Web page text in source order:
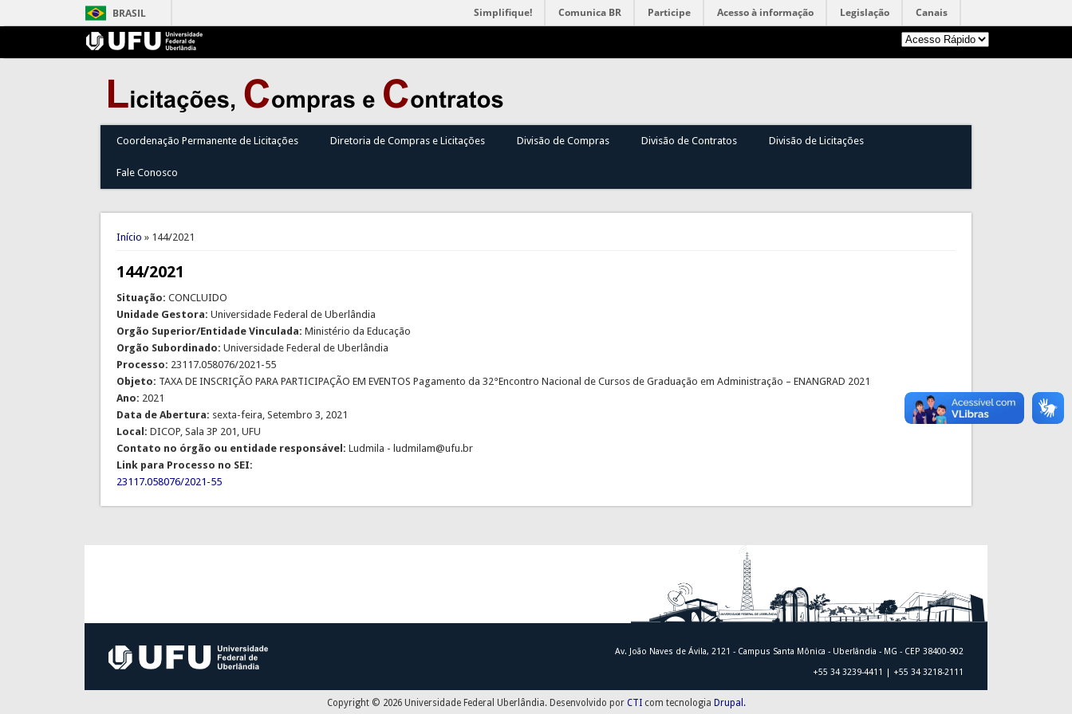
BRASIL Simplifique! Comunica BR Participe Acesso à informação Legislação Canais
Coordenação Permanente de Licitações Diretoria de Compras e Licitações Divisão de Compras Divisão de Contratos Divisão de Licitações
Fale Conosco
Você está aqui
Início » 144/2021
144/2021
Situação: CONCLUIDO
Unidade Gestora: Universidade Federal de Uberlândia
Orgão Superior/Entidade Vinculada: Ministério da Educação
Orgão Subordinado: Universidade Federal de Uberlândia
Processo: 23117.058076/2021-55
Objeto: TAXA DE INSCRIÇÃO PARA PARTICIPAÇÃO EM EVENTOS Pagamento da 32°Encontro Nacional de Cursos de Graduação em Administração – ENANGRAD 2021
Ano: 2021
Data de Abertura: sexta-feira, Setembro 3, 2021
Local: DICOP, Sala 3P 201, UFU
Contato no órgão ou entidade responsável: Ludmila - ludmilam@ufu.br
Link para Processo no SEI:
23117.058076/2021-55
Av. João Naves de Ávila, 2121 - Campus Santa Mônica - Uberlândia - MG - CEP 38400-902
+55 34 3239-4411 | +55 34 3218-2111
Copyright © 2026 Universidade Federal Uberlândia. Desenvolvido por CTIcom tecnologia Drupal.